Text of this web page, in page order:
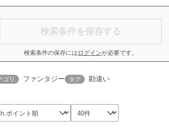
検索条件を保存する
検索条件の保存には ログインが必要です。
ゴリ ファンタジー タグ 勘違い